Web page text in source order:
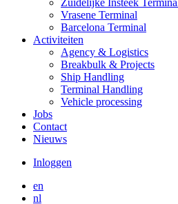
Zuidelijke Insteek
Vrasene Terminal
Barcelona Terminal
Activiteiten
Agency & Logistics
Breakbulk & Projects
Ship Handling
Terminal Handling
Vehicle processing
Jobs
Contact
Nieuws
Inloggen
en
nl